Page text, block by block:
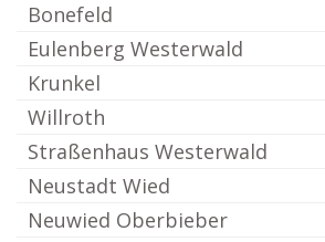
Bonefeld
Eulenberg Westerwald
Krunkel
Willroth
Straßenhaus Westerwald
Neustadt Wied
Neuwied Oberbieber